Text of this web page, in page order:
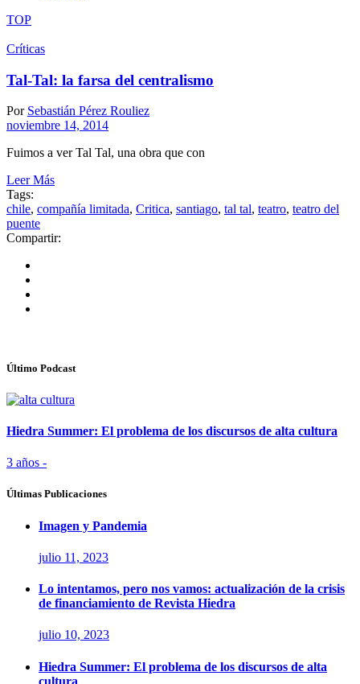
TOP
Críticas
Tal-Tal: la farsa del centralismo
Por Sebastián Pérez Rouliez
noviembre 14, 2014
Fuimos a ver Tal Tal, una obra que con
Leer Más
Tags:
chile, compañía limitada, Critica, santiago, tal tal, teatro, teatro del
puente
Compartir:
Último Podcast
Hiedra Summer: El problema de los discursos de alta cultura
3 años -
Últimas Publicaciones
Imagen y Pandemia
julio 11, 2023
Lo intentamos, pero nos vamos: actualización de la crisis
de financiamiento de Revista Hiedra
julio 10, 2023
Hiedra Summer: El problema de los discursos de alta
cultura